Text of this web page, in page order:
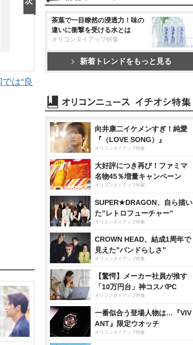
は“良
茶葉で一目瞭然の浸透力！味の
違いに衝撃を受ける水とは
オリコンタイアップ特集
新着トレンドをもっと見る
向井康二イケメンすぎ！純愛
『（LOVE SONG）』
オリコンタイアップ特集
大好評につき再び！ファミマ
名物45％増量キャンペーン
オリコンタイアップ特集
SUPER★DRAGON、自ら描い
た”レトロフューチャー”
オリコンタイアップ特集
CROWN HEAD、結成1周年で
見えた”バンドらしさ”
オリコンタイアップ特集
【驚愕】メーカー社員が推す
「10万円台」神コスパPC
オリコンタイアップ特集
一番似合う登場人物は…『VIV
ANT』限定ウオッチ
オリコンタイアップ特集